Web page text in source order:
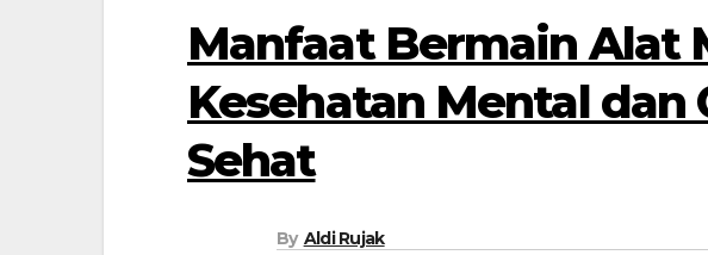
Manfaat Bermain Alat
Kesehatan Mental dan
Sehat
By Aldi Rujak